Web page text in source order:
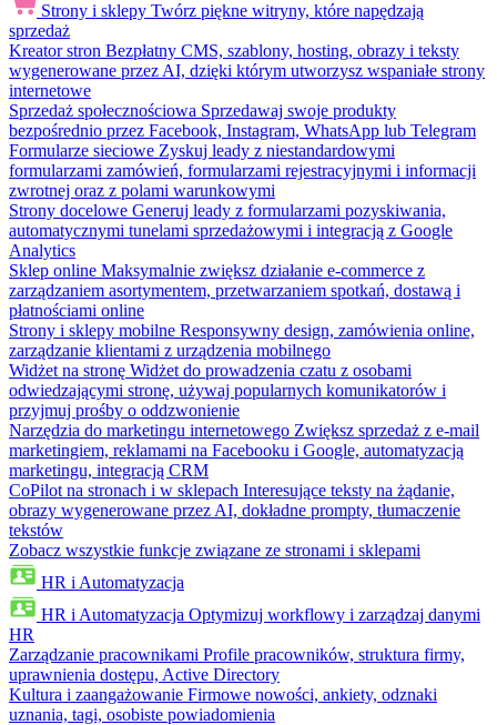
Strony i sklepy Twórz piękne witryny, które napędzają
sprzedaż
Kreator stron Bezpłatny CMS, szablony, hosting, obrazy i teksty
wygenerowane przez AI, dzięki którym utworzysz wspaniałe strony
internetowe
Sprzedaż społecznościowa Sprzedawaj swoje produkty
bezpośrednio przez Facebook, Instagram, WhatsApp lub Telegram
Formularze sieciowe Zyskuj leady z niestandardowymi
formularzami zamówień, formularzami rejestracyjnymi i informacji
zwrotnej oraz z polami warunkowymi
Strony docelowe Generuj leady z formularzami pozyskiwania,
automatycznymi tunelami sprzedażowymi i integracją z Google
Analytics
Sklep online Maksymalnie zwiększ działanie e-commerce z
zarządzaniem asortymentem, przetwarzaniem spotkań, dostawą i
płatnościami online
Strony i sklepy mobilne Responsywny design, zamówienia online,
zarządzanie klientami z urządzenia mobilnego
Widżet na stronę Widżet do prowadzenia czatu z osobami
odwiedzającymi stronę, używaj popularnych komunikatorów i
przyjmuj prośby o oddzwonienie
Narzędzia do marketingu internetowego Zwiększ sprzedaż z e-mail
marketingiem, reklamami na Facebooku i Google, automatyzacją
marketingu, integracją CRM
CoPilot na stronach i w sklepach Interesujące teksty na żądanie,
obrazy wygenerowane przez AI, dokładne prompty, tłumaczenie
tekstów
Zobacz wszystkie funkcje związane ze stronami i sklepami
HR i Automatyzacja
HR i Automatyzacja Optymizuj workflowy i zarządzaj danymi
HR
Zarządzanie pracownikami Profile pracowników, struktura firmy,
uprawnienia dostępu, Active Directory
Kultura i zaangażowanie Firmowe nowości, ankiety, odznaki
uznania, tagi, osobiste powiadomienia